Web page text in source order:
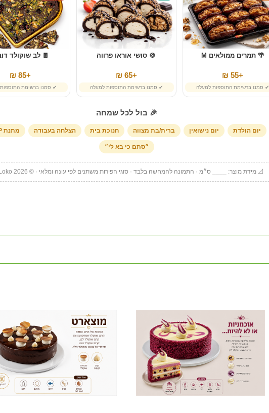
🌴 תמרים ממולאים M
+55 ₪
✔ סמנו ברשימת התוספות למעלה
🍪 סושי אוראו פרווה
+65 ₪
✔ סמנו ברשימת התוספות למעלה
🍫 לב שוקולד
+85 ₪
✔ סמנו ברשימת
🎉 בול לכל שמחה
יום הולדת יום נישואין ברית/בת מצווה חנוכת בית הצלחה בעבודה מתנת VIP
״סתם כי בא לי״
📐 מידת מוצר: ____ ס״מ · התמונה להמחשה בלבד · סוגי הפירות משתנים לפי עונה ומלאי · © Pri Loko 2026